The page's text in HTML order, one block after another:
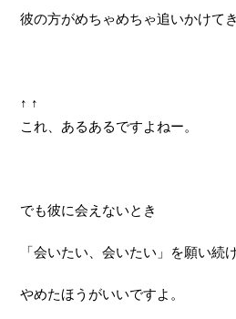
彼の方がめちゃめちゃ追いかけて
↑ ↑
これ、あるあるですよねー。
でも彼に会えないとき
「会いたい、会いたい」を願い続
やめたほうがいいですよ。